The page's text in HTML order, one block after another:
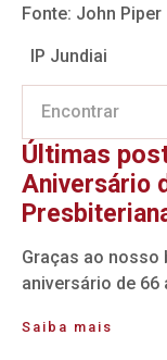
Fonte: John Piper
IP Jundiai
Últimas
Aniversário
Graças ao nosso
aniversário de 66
Saiba mais